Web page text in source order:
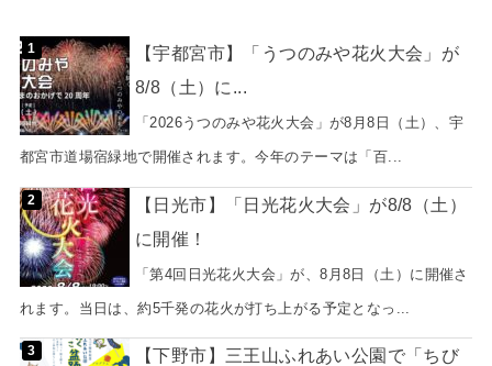
【宇都宮市】「うつのみや花火大会」が
8/8（土）に...
「2026うつのみや花火大会」が8月8日（土）、宇
都宮市道場宿緑地で開催されます。今年のテーマは「百...
【日光市】「日光花火大会」が8/8（土）
に開催！
「第4回日光花火大会」が、8月8日（土）に開催さ
れます。当日は、約5千発の花火が打ち上がる予定となっ...
【下野市】三王山ふれあい公園で「ちび